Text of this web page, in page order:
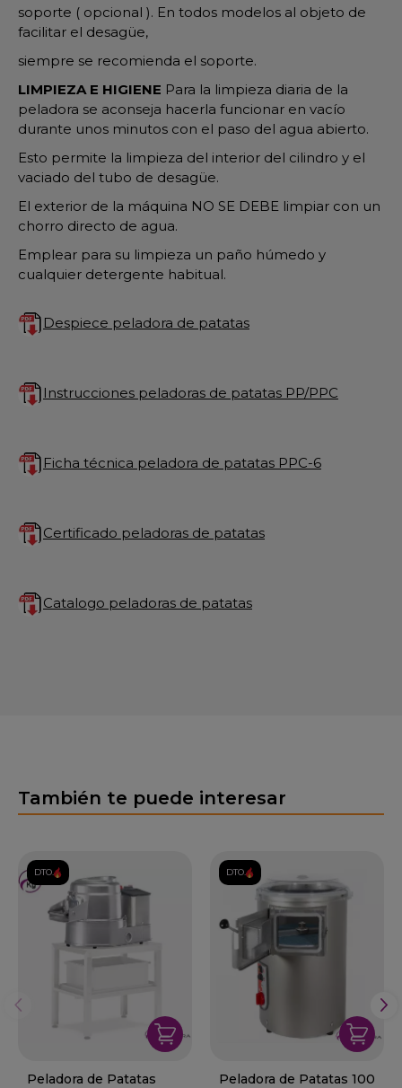
soporte ( opcional ). En todos modelos al objeto de
facilitar el desagüe,
siempre se recomienda el soporte.
LIMPIEZA E HIGIENE Para la limpieza diaria de la
peladora se aconseja hacerla funcionar en vacío
durante unos minutos con el paso del agua abierto.
Esto permite la limpieza del interior del cilindro y el
vaciado del tubo de desagüe.
El exterior de la máquina NO SE DEBE limpiar con un
chorro directo de agua.
Emplear para su limpieza un paño húmedo y
cualquier detergente habitual.
Despiece peladora de patatas
Instrucciones peladoras de patatas PP/PPC
Ficha técnica peladora de patatas PPC-6
Certificado peladoras de patatas
Catalogo peladoras de patatas
También te puede interesar
DTO.
Peladora de Patatas
DTO.
Peladora de Patatas 100